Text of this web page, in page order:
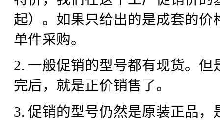
起）。如果只给出的是成套的
单件采购。
2. 一般促销的型号都有现货。
完后，就是正价销售了。
3. 促销的型号仍然是原装正品